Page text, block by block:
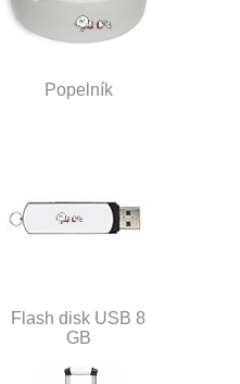
Popelník
Flash disk USB 8
GB